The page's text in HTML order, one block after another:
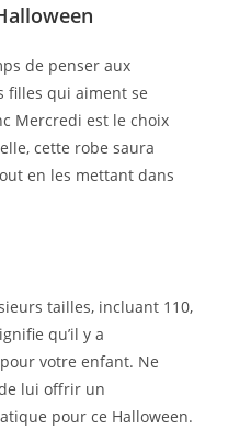
de penser aux
filles qui aiment se
Mercredi est le choix
cette robe saura
en les mettant dans
tailles, incluant 110,
qu’il y a
votre enfant. Ne
lui offrir un
pour ce Halloween.